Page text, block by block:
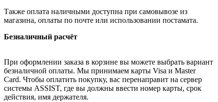
Также оплата наличными доступна при самовывозе из
магазина, оплаты по почте или использовании постамата.
Безналичный расчёт
При оформлении заказа в корзине вы можете выбрать вариант
безналичной оплаты. Мы принимаем карты Visa и Master
Card. Чтобы оплатить покупку, вас перенаправит на сервер
системы ASSIST, где вы должны ввести номер карты, срок
действия, имя держателя.